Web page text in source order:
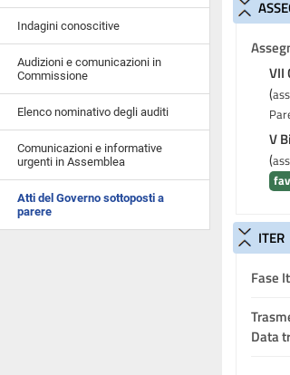
Indagini conoscitive
Audizioni e comunicazioni in
Commissione
Elenco nominativo degli auditi
Comunicazioni e informative
urgenti in Assemblea
Atti del Governo sottoposti a
parere
VII
(
V
(
ITER
Fase
Data